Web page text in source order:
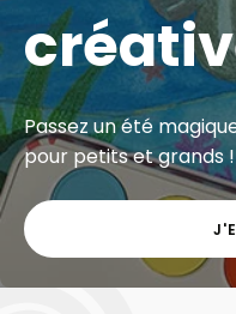
Passez un été
pour petits et grands !